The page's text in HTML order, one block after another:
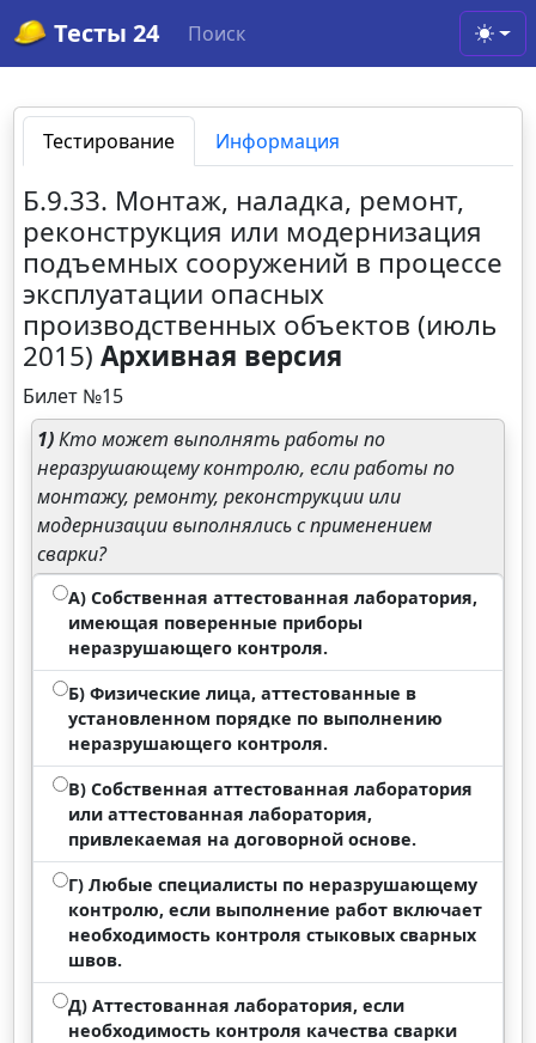
Тесты 24 Поиск
Тестирование Информация
Б.9.33. Монтаж, наладка, ремонт,
реконструкция или модернизация
подъемных сооружений в процессе
эксплуатации опасных
производственных объектов (июль
2015)Архивная версия
Билет №15
1)Кто может выполнять работы по
неразрушающему контролю, если работы по
монтажу, ремонту, реконструкции или
модернизации выполнялись с применением
сварки?
А) Собственная аттестованная лаборатория,
имеющая поверенные приборы
неразрушающего контроля.
Б) Физические лица, аттестованные в
установленном порядке по выполнению
неразрушающего контроля.
В) Собственная аттестованная лаборатория
или аттестованная лаборатория,
привлекаемая на договорной основе.
Г) Любые специалисты по неразрушающему
контролю, если выполнение работ включает
необходимость контроля стыковых сварных
швов.
Д) Аттестованная лаборатория, если
необходимость контроля качества сварки